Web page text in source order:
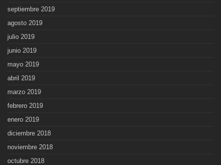
septiembre 2019
agosto 2019
julio 2019
junio 2019
mayo 2019
abril 2019
marzo 2019
febrero 2019
enero 2019
diciembre 2018
noviembre 2018
octubre 2018